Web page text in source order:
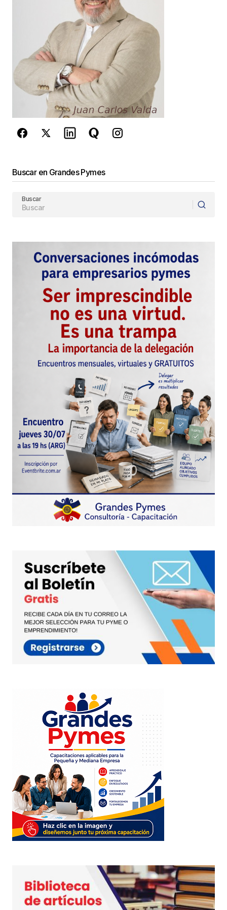
26 agosto, 2009 at 6:24 pm
Responder
Estimado Jorge:
Muchas gracias por su comentario. Le
comento que Axel Pineda es Coach
Empresarial y conferencista Internacional en
temas de Liderazgo, Finanzas, y Ventas.
Impulsor de la Fundacion Axel Pineda donde
Es escritor de varios libros sobre gerencia,
fundacion:
http://www.fundacionaxelpineda.com
Gracias por acompañarnos !
Juan Carlos Valda
Juan Carlos Valda
26 agosto, 2009 at 9:08 pm
Responder
Tu dirección de correo electrónico no será
Los campos obligatorios están
marcados con*
Comentario*
Your Name*
Guarda mi nombre, correo electrónico y web en
este navegador para la próxima vez que
comente.
Este sitio esta protegido por
reCAPTCHA y laPolítica de
privacidady los
Términos del servicio
de Googlese aplican.
Buscar en Grandes Pymes
Buscar